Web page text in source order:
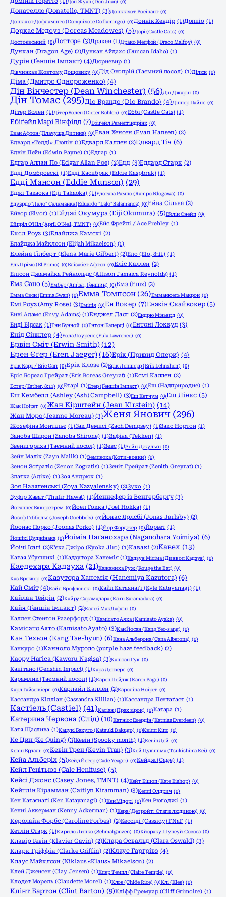
Дон Жуан (Don Juan) (0)
Донателло (Donatello, TMNT) (3)Донккіхот Росінант (0)
Донкіхот Дофламінго (Donquixote Doflamingo) (0)Доннік Хендір (1)Доппіо (1)
Доркас Медоуз (Dorcas Meadowes) (5)Дорі (Castle Cats) (0)
Достоєвський (0)Дотторе (3)Дракен (1)Драко Мелфой (Draco Malfoy) (0)
Дункан (Dragon Age) (2)Дункан Айдахо (Duncan Idaho) (1)
Дурін (Ґеншін Імпакт) (4)Дюрневир (1)
Дівчинка в Жовтому Дощовику (0)Дід Онопрій (Таємний посол) (1)Ділюк (0)
Діма (Дмитро Однороженко) (4)
Дін Вінчестер (Dean Winchester) (56)Дін Джарін (0)
Дін Томас (295)Діо Брандо (Dio Brando) (4)Діппер Пайнс (0)
Дітер Болен (1)Дітер Болен (Dieter Bohlen) (0)Еббі (Castle Cats) (1)
Ебіґейл Марі Вінфілд (7)Ебіґейл Ремелтіндрінк (0)
Еван Афтон (Плачуща Дитина) (0)Еван Хенсен (Evan Hansen) (2)
Едвард «Тедді» Люпін (1)Едвард Каллен (2)Едвард Тіч (6)
Едвін Пейн (Edwin Payne) (1)Едгар (1)
Едгар Аллан По (Edgar Allan Poe) (2)Едд (3)Еддард Старк (2)
Едді Домбровскі (1)Едді Каспбрак (Eddie Kaspbrak) (1)
Едді Мансон (Eddie Munson) (29)
Еджі Такаока (Eiji Takaoka) (1)Едогава Рампо (Rampo Edogawa) (0)
Едуардо "Лало" Саламанка (Eduardo "Lalo" Salamanca) (0)Ейва Сільва (2)
Ейвор (Eivor) (1)Ейджі Окумура (Eiji Okumura) (5)Ейлін Снейп (0)
Ейпріл О'Ніл (April O'Neil, TMNT) (0)Ейс Фрейлі / Ace Frehley (1)
Ексл Роуз (3)Елайджа Камскі (2)
Елайджа Майклсон (Elijah Mikaelson) (1)
Елейна Ґілберт (Elena Marie Gilbert) (2)Ело (Elo, 8:11) (1)
Ель Прімо (El Primo) (0)Елізабет Афтон (0)Еліс Каллен (2)
Елісон Джамайка Рейнольдс (Allison Jamaica Reynolds) (1)
Ема Сано (5)Ембер (Amber, Ґеншин) (0)Емз (Emz) (2)
Емма Свон (Emma Swan) (0)Емма Томпсон (26)Емманюель Макрон (0)
Емі Роуз (Amy Rose) (3)Емілія (0)Ен Вокер (7)Енакін Скайвокер (5)
Енві Адамс (Envy Adams) (1)Енджел Даст (2)Ендрю Міньярд (0)
Енді Бірсак (1)Енн Бунчой (0)Ентоні Балерді (0)Ентоні Локвуд (3)
Енід Сінклер (4)Еола Лоуренс (Eula Lawrence) (0)
Ервін Сміт (Erwin Smith) (12)
Ерен Єґер (Eren Jaeger) (16)Ерік (Привид Опери) (4)
Ерік Карр / Eric Carr (0)Ерік Клозе (2)Ерік Леншерр (Erik Lehnsherr) (0)
Еріс Бореас Грейрат (Eris Boreas Greyrat) (1)Есмі Каллен (2)
Естер (Esther, 8:11) (0)Етарі (1)Етер (Ґеншін Імпакт) (0)Еш (Надприродне) (1)
Еш Кембелл (Ashley (Ash) Campbell) (3)Еш Кетчум (0)Еш Лінкс (5)
Жак Ноірет (0)Жан Кірштейн (Jean Kirstein) (14)
Жан Моро (Jeanne Moreau) (3)Женя Янович (296)
Жозефіна Монтільє (1)Зак Демпсі (Zach Dempsey) (1)Закс Нортон (1)
Заноба Широн (Zanoba Shirone) (1)Зафіна (Tekken) (1)
Звенигориха (Таємний посол) (1)Зевс (1)Зейн Джульєн (0)
Зейн Малік (Zayn Malik) (1)Землеока (Коти-вояки) (0)
Зенон Зоґратіс (Zenon Zogratis) (1)Зеніт Грейрат (Zenith Greyrat) (1)
Златка (Адіке) (1)Зоя Андрюк (1)
Зоя Назяленські (Zoya Nazyalensky) (2)Зуко (1)
Зуфір Хават (Thufir Hawat) (1)Йеннефер із Венґерберґу (3)
Йоганнес Еккерстрем (0)Йоел Гокка (Joel Hokka) (1)
Йозеф Геббельс (Joseph Goebbels) (0)Йонас Ярлсбі (Jonas Jarlsby) (2)
Йоонас Порко (Joonas Porko) (1)Йор Форджер (0)Йорвет (1)
Йошікі Цуджінака (0)Йоімія Наґанохара (Naganohara Yoimiya) (6)
Йоічі Ісагі (2)К'єка Джіро (Kyoka Jiro) (1)Кавакі (2)Кавех (13)
Кагая Убуяшикі (1)Кадзутора Ханемія (1)Кадзуя Місіма (Диявол Кадзуя) (0)
Каедехара Кадзуха (21)Кажаниха Руж (Rouge the Bat) (0)
Каз Бреккер (0)Казутора Ханемія (Hanemiya Kazutora) (6)
Кай Сміт (4)Кайл Брофловскі (0)Кайл Катаянаґі (Kyle Katayanagi) (1)
Кайлан Тейрін (2)Кайру Сарамадара (Kairu Saramadara) (0)
Кайя (Ґеншін Імпакт) (2)Калеб МакЛафлін (0)
Каллен Стентон Разерфорд (1)Камісато Аяка (Kamisato Ayaka) (0)
Камісато Аято (Kamisato Ayato) (3)Кан Йосан (Kang Yeo-sang) (0)
Кан Техьон (Kang Tae-hyun) (6)Кана Альберона (Cana Alberona) (0)
Канкуро (1)Канноло Муроло (purple haze feedback) (2)
Каору Наґіса (Kaworu Nagisa) (3)Капітан Гук (0)
Капітано (Genshin Impact) (1)Кара Денверс (0)
Карамлик (Таємний посол) (1)Карен Пейдж (Karen Page) (0)
Карл Гайзенберг (0)Карлайл Каллен (2)Кароліна Ноірет (0)
Кассандра Кілліан (Cassandra Killian) (1)Кассандра Пентаґаст (1)
Кастіель (Castiel) (41)Касіан (Прах зірок) (0)Катара (1)
Катерина Червона (Слід) (10)Катнісс Евердін (Katniss Everdeen) (0)
Катя Щаслива (1)Кацукі Бакуго (Katsuki Bakugo) (0)Квілл Кіпс (0)
Ке Цин (Ke Quing) (3)Кевін (Spooky month) (1)Кевін Дей (0)
Кевін Ердаль (0)Кевін Трен (Kevin Tran) (3)Кей Цукішіма (Tsukishima Kei) (0)
Кейа Альберіх (5)Кейд Йегер (Cade Yeager) (0)Кейдж (Cage) (1)
Кейл Генітьюз (Cale Henituse) (5)
Кейсі Джонс (Casey Jones, TMNT) (4)Кейт Бішоп (Kate Bishop) (0)
Кейтлін Кірамман (Caitlyn Kiramman) (3)Келлі Олдрич (0)
Кен Катаянаґі (Ken Katayanagi) (1)Кен Мідорі (0)Кен Рюґоджі (1)
Кенні Аккерман (Kenny Ackerman) (1)Кера (Детройт: Стати людиною) (0)
Керолайн Форбс (Caroline Forbes) (2)Кессіді (Cassidy) FNaF (1)
Кетлін Старк (1)Кирило Липко (Schmalgauzen) (0)Кйораку Шунсуй Созоса (0)
Клавір Гевін (Klavier Gavin) (2)Клара Освальд (Clara Oswald) (3)
Кларк Гріффін (Clarke Griffin) (2)Клаус Гарґрівз (4)
Клаус Майклсон (Niklaus «Klaus» Mikaelson) (2)
Клей Дженсен (Clay Jensen) (1)Клер Темпл (Claire Temple) (0)
Клодет Морель (Claudette Morel) (1)Клое (Chlöe Rice) (0)Клі (Klee) (0)
Клінт Бартон (Clint Barton) (9)Кліфф Гремуар (Cliff Grimoire) (1)